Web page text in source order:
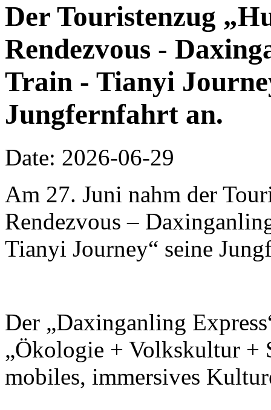
Der Touristenzug
Rendezvous -
Train - Tianyi
Jungfernfahrt an.
Date: 2026-06-29
Am 27. Juni nahm der
Rendezvous –
Tianyi Journey“ seine
Der „Daxinganling
„Ökologie + Volkskultur +
mobiles, immersives